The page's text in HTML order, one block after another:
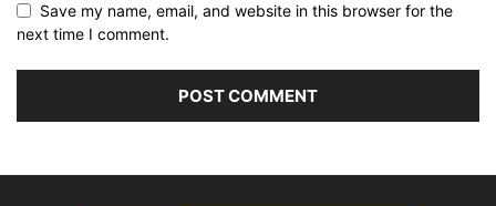
Save my name, email, and website in this browser for the
next time I comment.